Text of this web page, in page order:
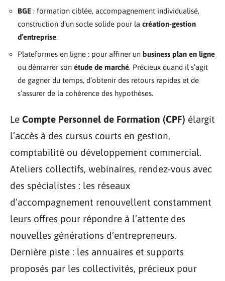
BGE : formation ciblée, accompagnement individualisé,
construction d’un socle solide pour la création-gestion
d’entreprise.
Plateformes en ligne : pour affiner un business plan en ligne
ou démarrer son étude de marché. Précieux quand il s’agit
de gagner du temps, d’obtenir des retours rapides et de
s’assurer de la cohérence des hypothèses.
Le Compte Personnel de Formation (CPF) élargit
l’accès à des cursus courts en gestion,
comptabilité ou développement commercial.
Ateliers collectifs, webinaires, rendez-vous avec
des spécialistes : les réseaux
d’accompagnement renouvellent constamment
leurs offres pour répondre à l’attente des
nouvelles générations d’entrepreneurs.
Dernière piste : les annuaires et supports
proposés par les collectivités, précieux pour